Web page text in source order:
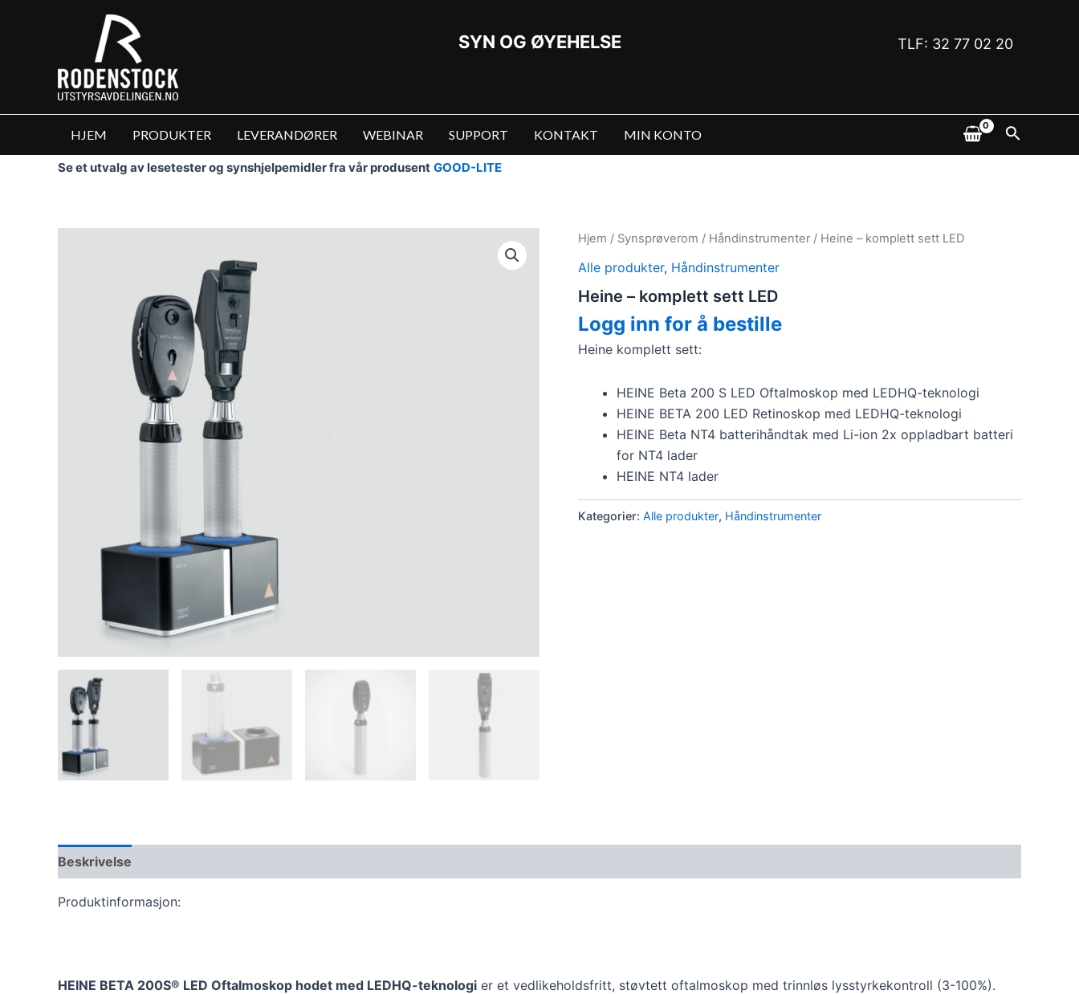
SYN OG ØYEHELSE TLF: 32 77 02 20
HJEM PRODUKTER LEVERANDØRER WEBINAR SUPPORT KONTAKT MIN KONTO Søk
Se et utvalg av lesetester og synshjelpemidler fra vår produsent GOOD-LITE
Hjem / Synsprøverom / Håndinstrumenter / Heine – komplett sett LED
Alle produkter, Håndinstrumenter
Heine – komplett sett LED
Logg inn for å bestille
Heine komplett sett:
HEINE Beta 200 S LED Oftalmoskop med LEDHQ-teknologi
HEINE BETA 200 LED Retinoskop med LEDHQ-teknologi
HEINE Beta NT4 batterihåndtak med Li-ion 2x oppladbart batteri
for NT4 lader
HEINE NT4 lader
Kategorier: Alle produkter, Håndinstrumenter
Beskrivelse
Produktinformasjon:
HEINE BETA 200S® LED Oftalmoskop hodet med LEDHQ-teknologi er et vedlikeholdsfritt, støvtett oftalmoskop med trinnløs lysstyrkekontroll (3-100%).